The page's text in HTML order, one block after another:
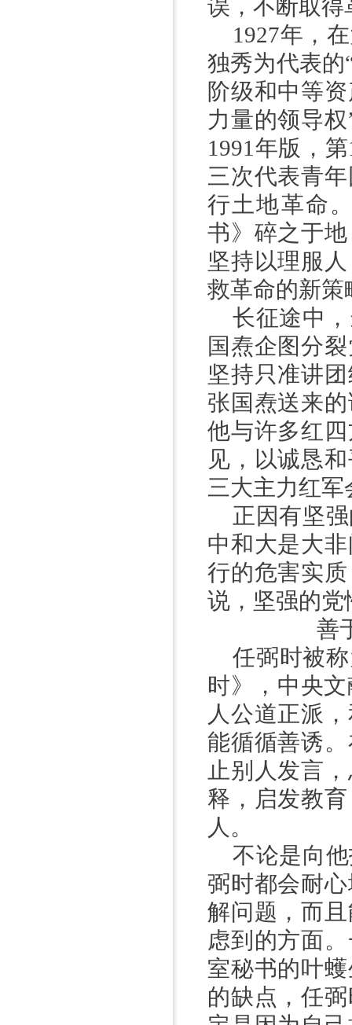
误，不断取得
1927年，
独秀为代表的
阶级和中等
力量的领导
1991 年版，第
三次代表青
行土地革命
书》碎之于
坚持以理服
救革命的新策
长征途中
国焘企图分
坚持只准讲
张国焘送来
他与许多红
见，以诚恳
三大主力红
正因有坚
中和大是大
行的危害实
说，坚强的党
善
任弼时被
时》，中央
人公道正派
能循循善诱
止别人发言
释，启发教
人。
不论是向
弼时都会耐
解问题，而
虑到的方面
室秘书的叶
的缺点，任